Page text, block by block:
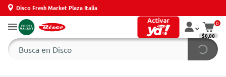
Disco Fresh Market Plaza Italia
0
$0,00